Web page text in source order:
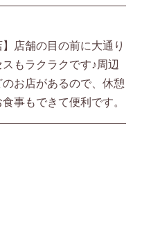
店舗の目の前に大通り
もラクラクです♪周辺
お店があるので、休憩
事もできて便利です。